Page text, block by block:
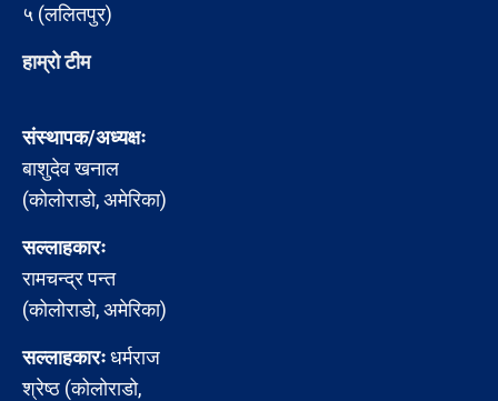
५ (ललितपुर)
हाम्रो टीम
संस्थापक/अध्यक्षः
बाशुदेव खनाल
(कोलोराडो, अमेरिका)
सल्लाहकारः
रामचन्द्र पन्त
(कोलोराडो, अमेरिका)
सल्लाहकारःधर्मराज
श्रेष्ठ (कोलोराडो,